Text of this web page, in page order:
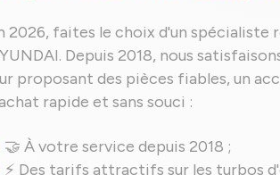
2026, faites le choix d'un
Depuis 2018, nous
proposant des pièces fiables, un
rapide et sans souci :
🤝 À votre service depuis 2018 ;
⚡ Des tarifs attractifs sur les turbos